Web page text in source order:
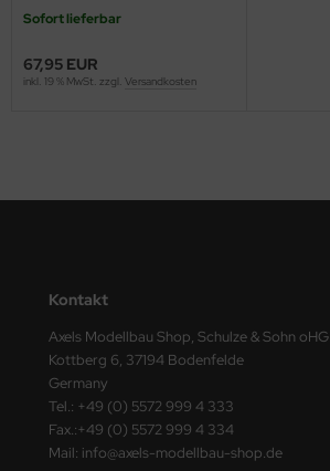
Sofort lieferbar
67,95 EUR
inkl. 19 % MwSt. zzgl. Versandkosten
Kontakt
Axels Modellbau Shop, Schulze & Sohn oHG
Kottberg 6, 37194 Bodenfelde
Germany
Tel.: +49 (0) 5572 999 4 333
Fax.:+49 (0) 5572 999 4 334
Mail: info@axels-modellbau-shop.de